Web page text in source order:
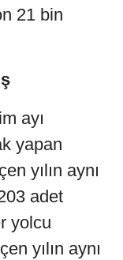
21 bin
ayı
yapan
yılın aynı
adet
yolcu
yılın aynı